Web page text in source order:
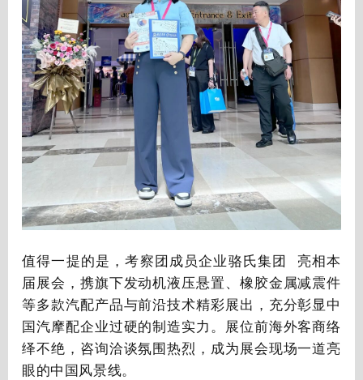
值得一提的是，考察团成员企业骆氏集团
亮相本
届展会，携旗下发动机液压悬置、橡胶金属减震件
等多款汽配产品与前沿技术精彩展出，充分彰显中
国汽摩配企业过硬的制造实力。展位前海外客商络
绎不绝，咨询洽谈氛围热烈，成为展会现场一道亮
眼的中国风景线。